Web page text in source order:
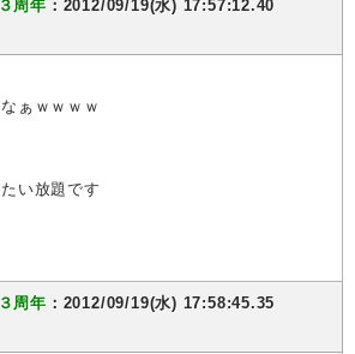
周年 ：2012/09/19(水) 17:57:12.40
ぁｗｗｗｗ
い放題です
周年 ：2012/09/19(水) 17:58:45.35